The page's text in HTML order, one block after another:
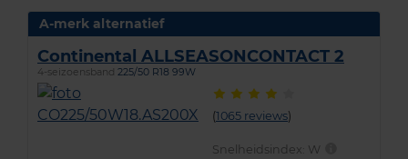
A-merk alternatief
Continental ALLSEASONCONTACT 2
4-seizoensband 225/50 R18 99W
(1065 reviews)
Snelheidsindex: W